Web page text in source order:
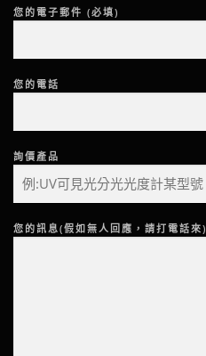
您的電子郵件 (必填)
您的電話
詢價產品
您的訊息(假如無人回應，請打電話來)